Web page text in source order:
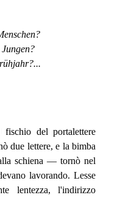
del portalettere
due lettere, e la bimba
schiena — tornò nel
lavorando. Lesse
lentezza, l'indirizzo